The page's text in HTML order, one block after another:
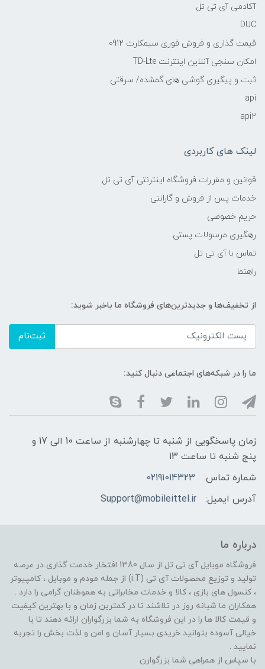
آکادمی آی تی تل
DUC
قیمت گذاری و فروش فوری سیمکارت 0912
امکان سنجی آنلاین اینترنت TD-Lte
ثبت و پیگیری گوشی های گمشده/ سرقتی
api
api2
لینک های کاربردی
قوانین و مقررات فروشگاه اینترنتی آی تی تل
خدمات پس از فروش و گارانتی
حریم خصوصی
رهگیری مرسولات پستی
تماس با آی تی تل
راهنما
از تخفیف‌ها و جدیدترین‌های فروشگاه ما باخبر شوید:
ثبت‌نام
ما را در شبکه‌های اجتماعی دنبال کنید:
زمان پاسخگویی از شنبه تا چهارشنبه از ساعت 10 الی 17 و
پنج شنبه تا ساعت 13
شماره تماس:
02191014323
آدرس ایمیل:
Support@mobileittel.ir
درباره ما
فروشگاه موبایل آی تی تل از سال 1380 افتخار خدمت گذاری در عرصه
تولید و توزیع محصولات آی تی (i.T) از جمله مودم و موبایل ، کامپیوتر
، کنسول های بازی ، کالا و خدمات مخابراتی به هموطنان گرامی را دارد .
همکاران ما شبانه روز در تلاشند تا در کمترین زمان و با بهترین کیفیت
و قیمت کالا ها را در این فروشگاه به شما بزرگواران ارائه دهند تا با
خیالی آسوده بتوانید خریدی بسیار آسان و امن و لذت بخش را تجربه
نمایید .
با سپاس از همراهی شما بزرگوارن